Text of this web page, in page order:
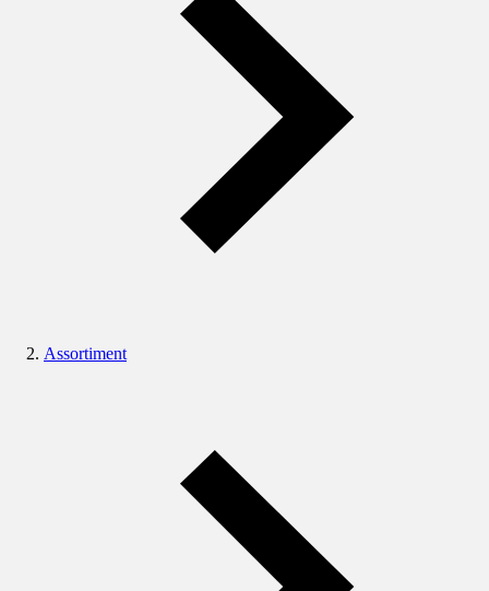
Assortiment